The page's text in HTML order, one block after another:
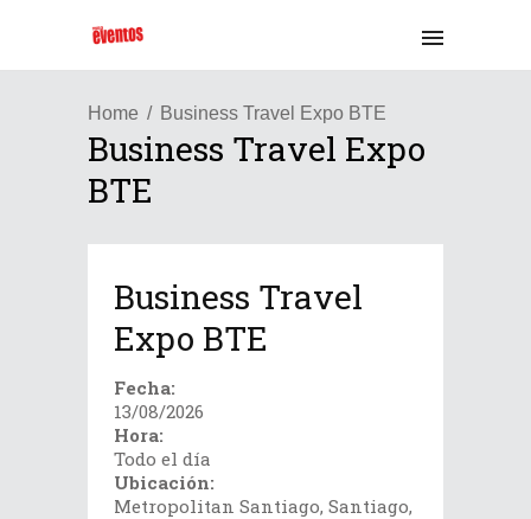
Home Business Travel Expo BTE
Business Travel Expo
BTE
Business Travel
Expo BTE
Fecha:
13/08/2026
Hora:
Todo el día
Ubicación:
Metropolitan Santiago, Santiago,